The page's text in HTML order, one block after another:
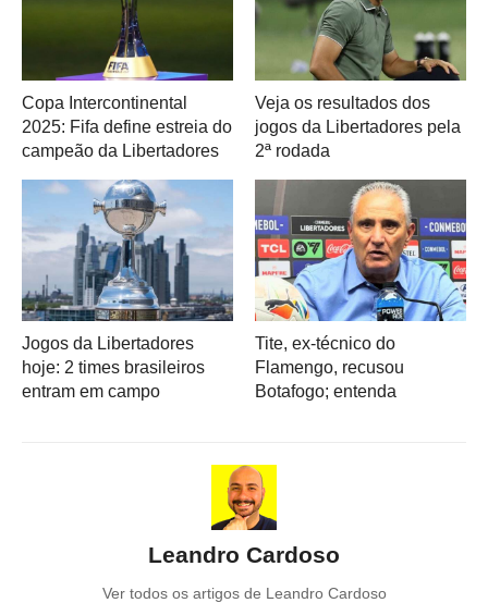
Copa Intercontinental
2025: Fifa define estreia do
campeão da Libertadores
Veja os resultados dos
jogos da Libertadores pela
2ª rodada
Jogos da Libertadores
hoje: 2 times brasileiros
entram em campo
Tite, ex-técnico do
Flamengo, recusou
Botafogo; entenda
Leandro Cardoso
Ver todos os artigos de Leandro Cardoso